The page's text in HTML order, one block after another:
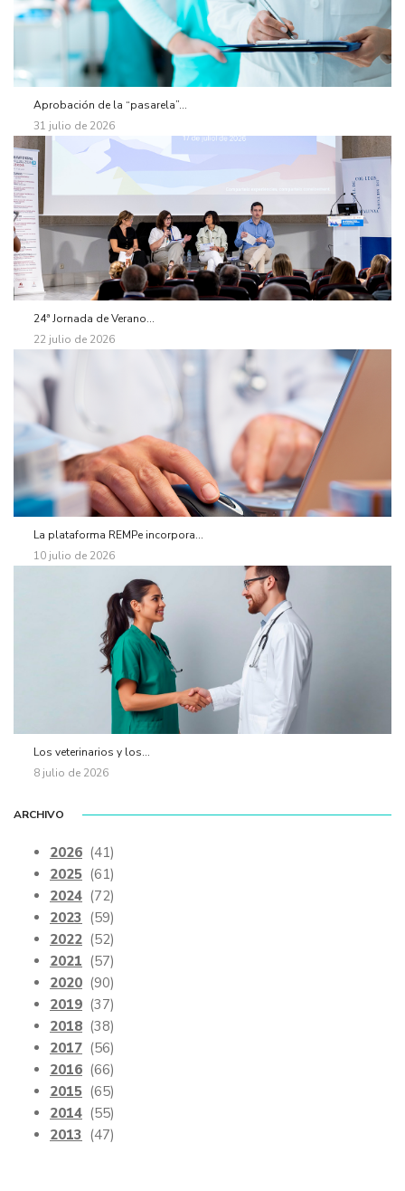
Aprobación de la “pasarela”...
31 julio de 2026
24ª Jornada de Verano...
22 julio de 2026
La plataforma REMPe incorpora...
10 julio de 2026
Los veterinarios y los...
8 julio de 2026
ARCHIVO
2026 (41)
2025 (61)
2024 (72)
2023 (59)
2022 (52)
2021 (57)
2020 (90)
2019 (37)
2018 (38)
2017 (56)
2016 (66)
2015 (65)
2014 (55)
2013 (47)